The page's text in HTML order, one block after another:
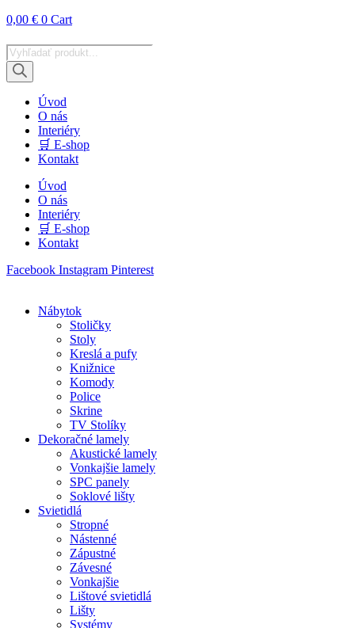
0,00 € 0 Cart
Products
search
Úvod
O nás
Interiéry
🛒 E-shop
Kontakt
Úvod
O nás
Interiéry
🛒 E-shop
Kontakt
Facebook Instagram Pinterest
Nábytok
Stoličky
Stoly
Kreslá a pufy
Knižnice
Komody
Police
Skrine
TV Stolíky
Dekoračné lamely
Akustické lamely
Vonkajšie lamely
SPC panely
Soklové lišty
Svietidlá
Stropné
Nástenné
Zápustné
Závesné
Vonkajšie
Lištové svietidlá
Lišty
Systémy